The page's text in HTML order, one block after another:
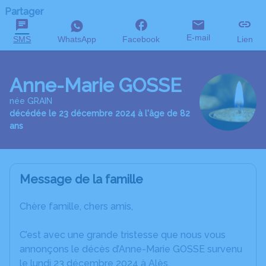
Partager
SMS WhatsApp Facebook E-mail Lien
Anne-Marie GOSSE
née GRAIN
décédée le 23 décembre 2024 à l'âge de 82
ans
Message de la famille
Chère famille, chers amis,
C’est avec une grande tristesse que nous vous
annonçons le décès d’Anne-Marie GOSSE survenu
le lundi 23 décembre 2024 à Alès.